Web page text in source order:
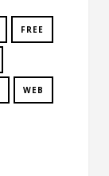
FREE
WEB